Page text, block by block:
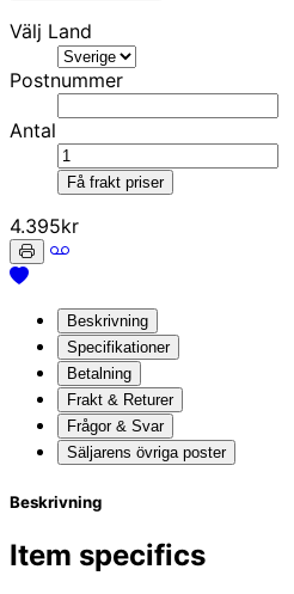
Välj Land
Postnummer
Antal
Få frakt priser
4.395kr
Beskrivning
Specifikationer
Betalning
Frakt & Returer
Frågor & Svar
Säljarens övriga poster
Beskrivning
Item specifics